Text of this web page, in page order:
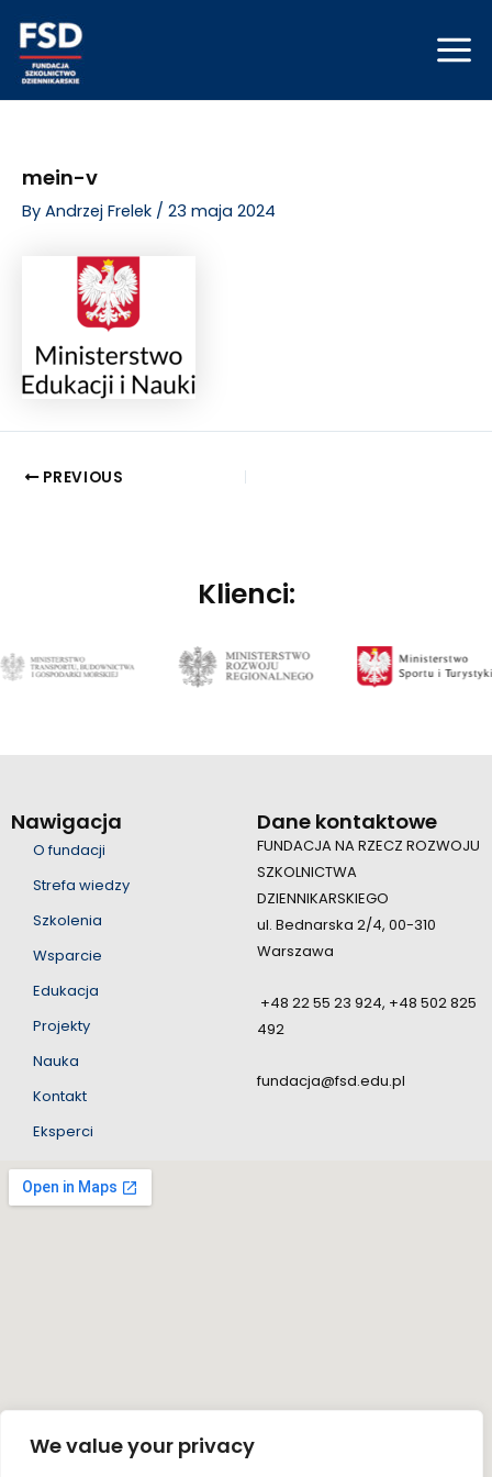
We value your privacy
content
mein-v
By Andrzej Frelek / 23 maja 2024
navigation
PREVIOUS
Klienci:
Nawigacja
O fundacji
Strefa wiedzy
Szkolenia
Wsparcie
Edukacja
Projekty
Nauka
Kontakt
Eksperci
Dane kontaktowe
FUNDACJA NA RZECZ ROZWOJU
SZKOLNICTWA
DZIENNIKARSKIEGO
ul. Bednarska 2/4, 00-310
Warszawa
+48 22 55 23 924, +48 502 825
492
fundacja@fsd.edu.pl